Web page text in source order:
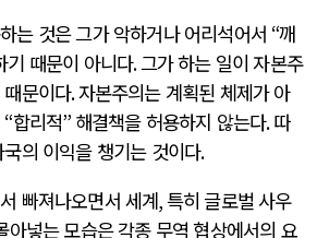
는 것은 그가 악하거나 어리석어서 “깨
기 때문이 아니다.그가 하는 일이 자본주
문이다.자본주의는 계획된 체제가 아
“합리적” 해결책을 허용하지 않는다.따
의 이익을 챙기는 것이다.
빠져나오면서 세계,특히 글로벌 사우
아넣는 모습은 각종 무역 협상에서의 요